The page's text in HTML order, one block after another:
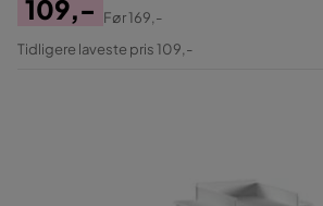
Pris
109,-
Original
Før169,-
Tidligere laveste pris 109,-